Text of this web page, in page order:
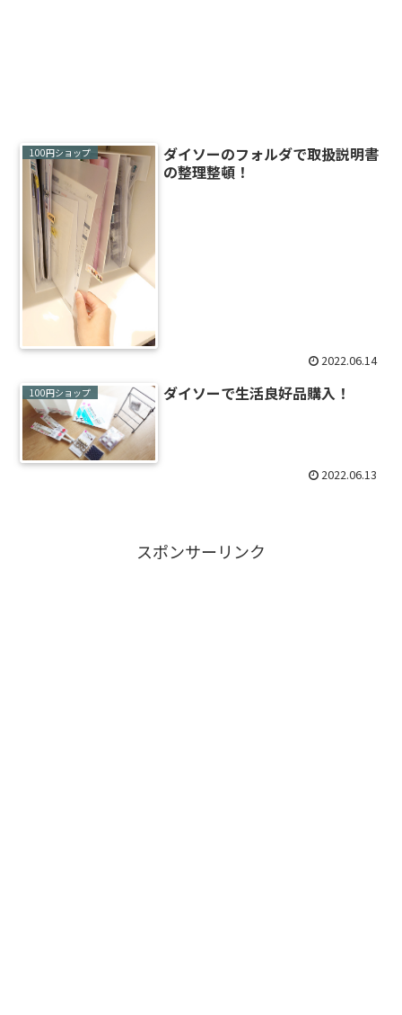
100円ショップ
ダイソーのフォルダで取扱説明書
の整理整頓！
2022.06.14
100円ショップ ダイソーで生活良好品購入！
2022.06.13
スポンサーリンク